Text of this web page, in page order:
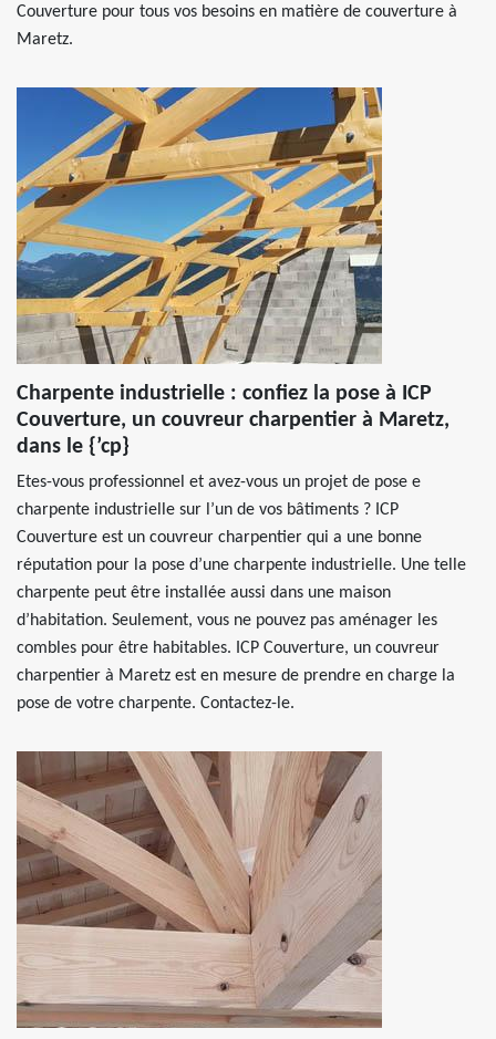
Couverture pour tous vos besoins en matière de couverture à
Maretz.
Charpente industrielle : confiez la pose à ICP
Couverture, un couvreur charpentier à Maretz,
dans le {’cp}
Etes-vous professionnel et avez-vous un projet de pose e
charpente industrielle sur l’un de vos bâtiments ? ICP
Couverture est un couvreur charpentier qui a une bonne
réputation pour la pose d’une charpente industrielle. Une telle
charpente peut être installée aussi dans une maison
d’habitation. Seulement, vous ne pouvez pas aménager les
combles pour être habitables. ICP Couverture, un couvreur
charpentier à Maretz est en mesure de prendre en charge la
pose de votre charpente. Contactez-le.